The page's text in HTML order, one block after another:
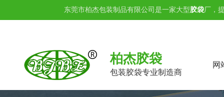
东莞市柏杰包装制品有限公司是一家大型胶袋厂，
柏杰胶袋
包装胶袋专业制造商
网